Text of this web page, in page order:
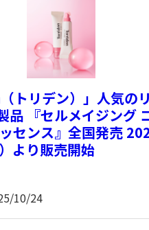
トリデン）」人気の
品 『セルメイジング
センス』全国発売
より販売開始
10/24